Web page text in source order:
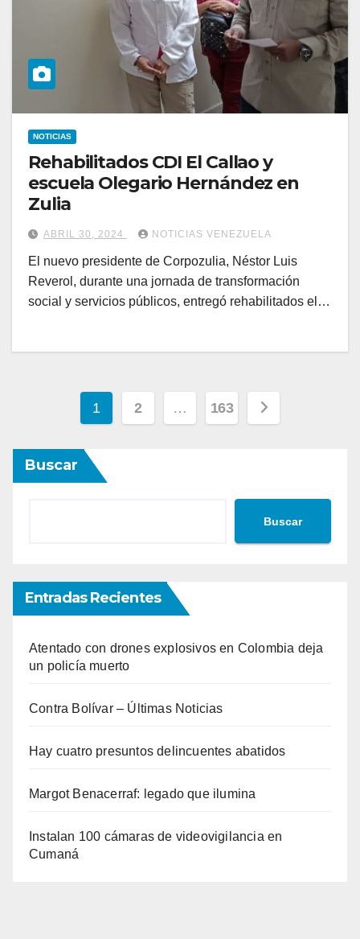
NOTICIAS
Rehabilitados CDI El Callao y
escuela Olegario Hernández en
Zulia
ABRIL 30, 2024 NOTICIAS VENEZUELA
El nuevo presidente de Corpozulia, Néstor Luis
Reverol, durante una jornada de transformación
social y servicios públicos, entregó rehabilitados el…
Paginación
de
entradas
1 2 … 163
Buscar
Buscar
Entradas Recientes
Atentado con drones explosivos en Colombia deja
un policía muerto
Contra Bolívar – Últimas Noticias
Hay cuatro presuntos delincuentes abatidos
Margot Benacerraf: legado que ilumina
Instalan 100 cámaras de videovigilancia en
Cumaná